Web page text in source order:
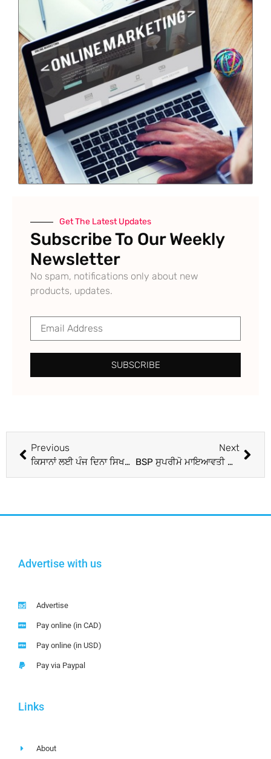
Get The Latest Updates
Subscribe To Our Weekly
Newsletter
No spam, notifications only about new
products, updates.
SUBSCRIBE
Previous
ਕਿਸਾਨਾਂ ਲਈ ਪੰਜ ਦਿਨਾ ਸਿਖਲਾਈ ਪ੍ਰਰੋਗਰਾਮ ਕਰਵਾਇਆ
Next
BSP ਸੁਪਰੀਮੋ ਮਾਇਆਵਤੀ ਦਾ ਵੱਡਾ ਐਲਾਨ, ਭਤੀਜੇ ਆਕਾਸ਼ ਆਨੰਦ ਨੂੰ ਐਲਾਨਿਆ ਉੱਤਰਾਧਿਕਾਰੀ
Advertise with us
Advertise
Pay online (in CAD)
Pay online (in USD)
Pay via Paypal
Links
About